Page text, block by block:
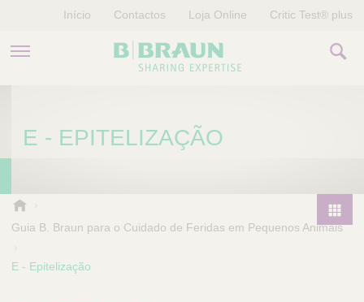
HISTÓRIAS
Início Contactos Loja Online Critic Test® plus
E - EPITELIZAÇÃO
P
.
a
Guia B. Braun para o Cuidado de Feridas em Pequenos Animais
E - Epitelização